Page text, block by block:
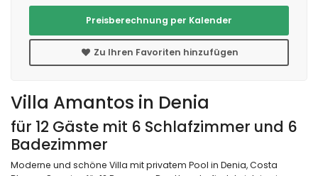
Villa Amantos in Denia
für 12 Gäste mit 6 Schlafzimmer und 6
Badezimmer
Moderne und schöne Villa mit privatem Pool in Denia, Costa
Preisberechnung per Kalender
Zu Ihren Favoriten hinzufügen